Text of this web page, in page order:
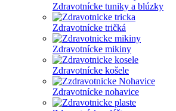
Zdravotnícke tuniky a blúzky
Zdravotnícke tričká
Zdravotnícke mikiny
Zdravotnícke košele
Zdravotnícke nohavice